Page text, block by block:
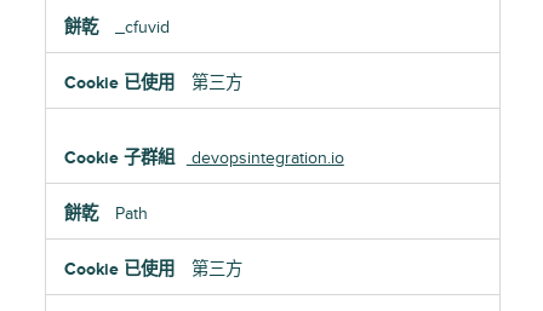
_cfuvid
第三方
devopsintegration.io
Path
第三方